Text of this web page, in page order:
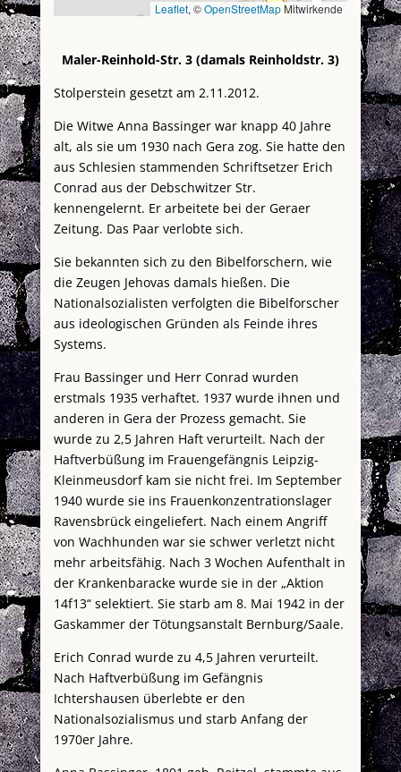
Leaflet, ©OpenStreetMapMitwirkende
Maler-Reinhold-Str. 3 (damals Reinholdstr. 3)
Stolperstein gesetzt am 2.11.2012.
Die Witwe Anna Bassinger war knapp 40 Jahre
alt, als sie um 1930 nach Gera zog. Sie hatte den
aus Schlesien stammenden Schriftsetzer Erich
Conrad aus der Debschwitzer Str.
kennengelernt. Er arbeitete bei der Geraer
Zeitung. Das Paar verlobte sich.
Sie bekannten sich zu den Bibelforschern, wie
die Zeugen Jehovas damals hießen. Die
Nationalsozialisten verfolgten die Bibelforscher
aus ideologischen Gründen als Feinde ihres
Systems.
Frau Bassinger und Herr Conrad wurden
erstmals 1935 verhaftet. 1937 wurde ihnen und
anderen in Gera der Prozess gemacht. Sie
wurde zu 2,5 Jahren Haft verurteilt. Nach der
Haftverbüßung im Frauengefängnis Leipzig-
Kleinmeusdorf kam sie nicht frei. Im September
1940 wurde sie ins Frauenkonzentrationslager
Ravensbrück eingeliefert. Nach einem Angriff
von Wachhunden war sie schwer verletzt nicht
mehr arbeitsfähig. Nach 3 Wochen Aufenthalt in
der Krankenbaracke wurde sie in der „Aktion
14f13“ selektiert. Sie starb am 8. Mai 1942 in der
Gaskammer der Tötungsanstalt Bernburg/Saale.
Erich Conrad wurde zu 4,5 Jahren verurteilt.
Nach Haftverbüßung im Gefängnis
Ichtershausen überlebte er den
Nationalsozialismus und starb Anfang der
1970er Jahre.